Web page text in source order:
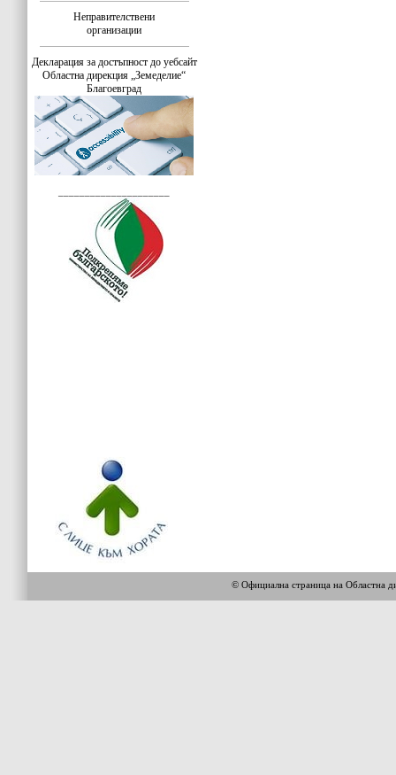
Неправителствени
организации
Декларация за достъпност до уебсайт
Областна дирекция „Земеделие“
Благоевград
© Официална страница на